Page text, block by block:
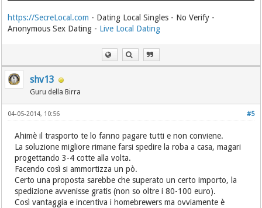
https://SecreLocal.com - Dating Local Singles - No Verify -
Anonymous Sex Dating - Live Local Dating
shv13
Guru della Birra
#5
04-05-2014, 10:56
Ahimè il trasporto te lo fanno pagare tutti e non conviene.
La soluzione migliore rimane farsi spedire la roba a casa, magari
progettando 3-4 cotte alla volta.
Facendo così si ammortizza un pò.
Certo una proposta sarebbe che superato un certo importo, la
spedizione avvenisse gratis (non so oltre i 80-100 euro).
Così vantaggia e incentiva i homebrewers ma ovviamente è